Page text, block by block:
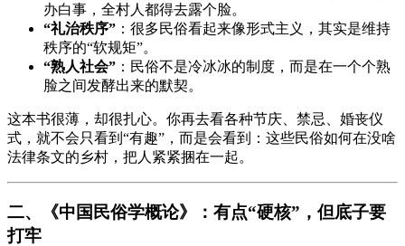
办白事，全村人都得去露个脸。
“礼治秩序” ：很多民俗看起来像形式主义，其实是维持
秩序的“软规矩”。
“熟人社会” ：民俗不是冷冰冰的制度，而是在一个个熟
脸之间发酵出来的默契。
这本书很薄，却很扎心。你再去看各种节庆、禁忌、婚丧仪
式，就不会只看到“有趣”，而是会看到：这些民俗如何在没啥
法律条文的乡村，把人紧紧捆在一起。
二、《中国民俗学概论》：有点“硬核”，但底子要
打牢